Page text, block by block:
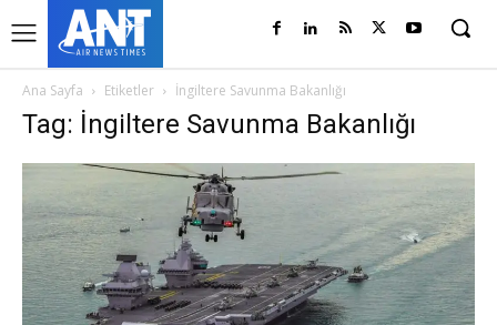
Ana Sayfa Etiketler İngiltere Savunma Bakanlığı
Tag: İngiltere Savunma Bakanlığı